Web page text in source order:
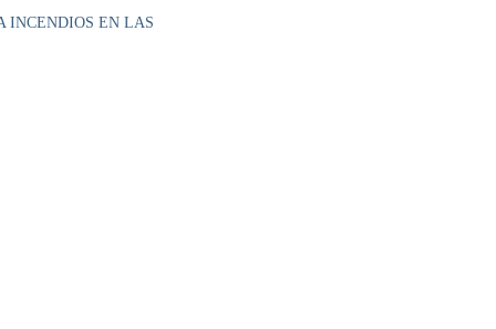
INCENDIOS EN LAS